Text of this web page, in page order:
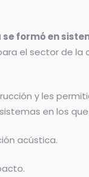
formó en
el sector de la
y les
en los
acústica.